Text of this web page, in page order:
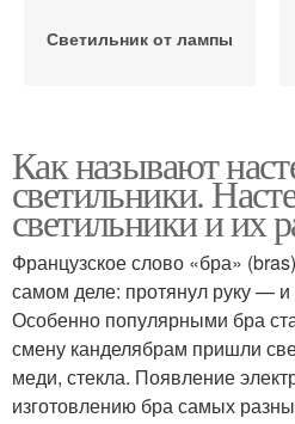
Светильник от лампы
Напольный светильник
Настенный светильник
Светильники для
Как называют
светильники.
светильники и их
Французское слово «бра»
самом деле: протянул руку — и
Особенно популярными бра
смену канделябрам пришли
меди, стекла. Появление
изготовлению бра самых